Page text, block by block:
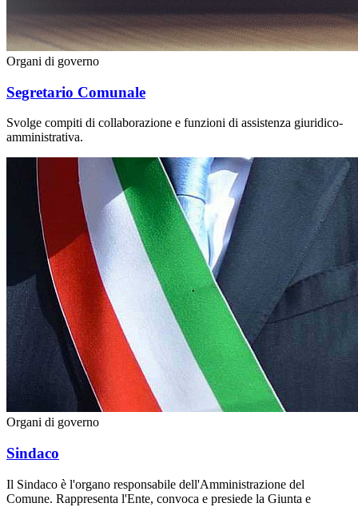
Organi di governo
Segretario Comunale
Svolge compiti di collaborazione e funzioni di assistenza giuridico-
amministrativa.
Organi di governo
Sindaco
Il Sindaco è l'organo responsabile dell'Amministrazione del
Comune. Rappresenta l'Ente, convoca e presiede la Giunta e